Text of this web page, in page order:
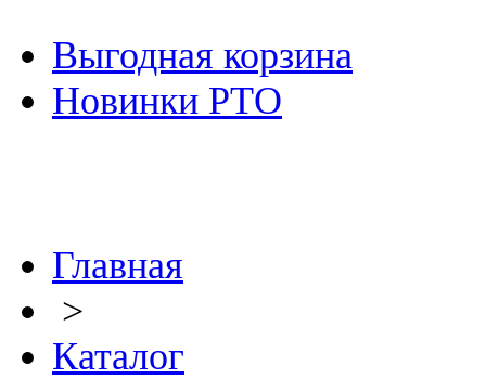
Выгодная корзина
Новинки РТО
Главная
>
Каталог